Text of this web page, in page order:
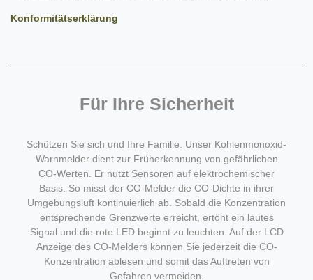
Konformitätserklärung
Für Ihre Sicherheit
Schützen Sie sich und Ihre Familie. Unser Kohlenmonoxid-
Warnmelder dient zur Früherkennung von gefährlichen
CO-Werten. Er nutzt Sensoren auf elektrochemischer
Basis. So misst der CO-Melder die CO-Dichte in ihrer
Umgebungsluft kontinuierlich ab. Sobald die Konzentration
entsprechende Grenzwerte erreicht, ertönt ein lautes
Signal und die rote LED beginnt zu leuchten. Auf der LCD
Anzeige des CO-Melders können Sie jederzeit die CO-
Konzentration ablesen und somit das Auftreten von
Gefahren vermeiden.